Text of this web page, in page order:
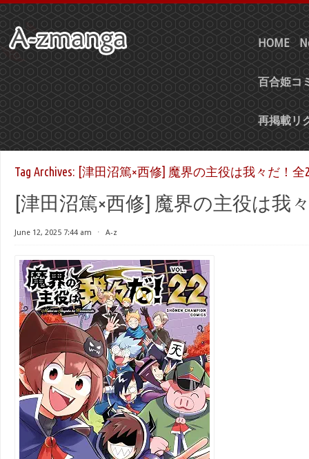
HOME
百合姫コ
再掲載リ
Tag Archives: [津田沼篤×西修] 魔界の主役は我々だ！全
[津田沼篤×西修] 魔界の主役は我
June 12, 2025 7:44 am ⋅ A-z